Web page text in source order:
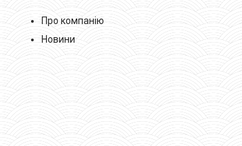
Про компанію
Новини